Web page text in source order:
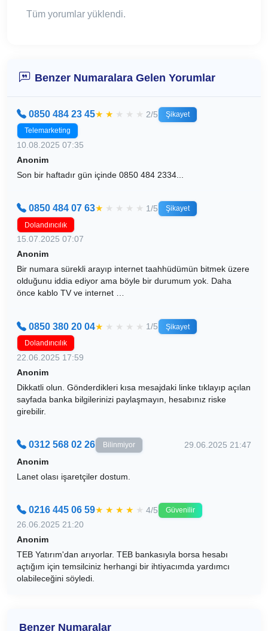
Tüm yorumlar yüklendi.
Benzer Numaralara Gelen Yorumlar
0850 484 23 45★ ★ ★ ★ ★ 2/5
Şikayet
Telemarketing
10.08.2025 07:35
Anonim
Son bir haftadır gün içinde 0850 484 2334...
0850 484 07 63★ ★ ★ ★ ★ 1/5
Şikayet
Dolandırıcılık
15.07.2025 07:07
Anonim
Bir numara sürekli arayıp internet taahhüdümün bitmek üzere
olduğunu iddia ediyor ama böyle bir durumum yok. Daha
önce kablo TV ve internet …
0850 380 20 04★ ★ ★ ★ ★ 1/5
Şikayet
Dolandırıcılık
22.06.2025 17:59
Anonim
Dikkatli olun. Gönderdikleri kısa mesajdaki linke tıklayıp açılan
sayfada banka bilgilerinizi paylaşmayın, hesabınız riske
girebilir.
0312 568 02 26 Bilinmiyor
29.06.2025 21:47
Anonim
Lanet olası işaretçiler dostum.
0216 445 06 59★ ★ ★ ★ ★ 4/5 Güvenilir
26.06.2025 21:20
Anonim
TEB Yatırım'dan arıyorlar. TEB bankasıyla borsa hesabı
açtığım için temsilciniz herhangi bir ihtiyacımda yardımcı
olabileceğini söyledi.
Benzer Numaralar